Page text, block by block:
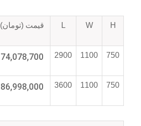
H
W
L قیمت (تومان)
750
1100
2900
74,078,700
750
1100
3600
86,998,000